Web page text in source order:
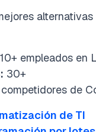
10+ empleados en
30+
de
de TI